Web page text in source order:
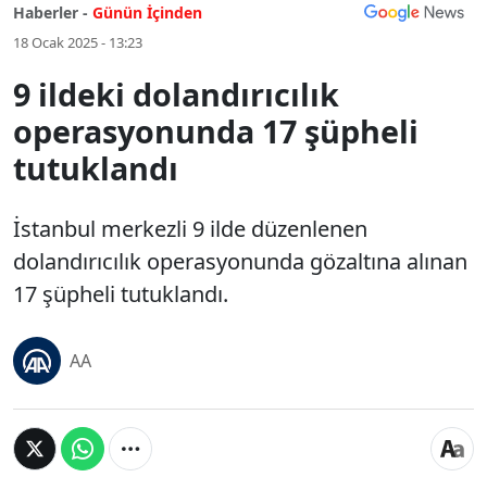
Haberler - Günün İçinden
18 Ocak 2025 - 13:23
9 ildeki dolandırıcılık
operasyonunda 17 şüpheli
tutuklandı
İstanbul merkezli 9 ilde düzenlenen
dolandırıcılık operasyonunda gözaltına alınan
17 şüpheli tutuklandı.
AA